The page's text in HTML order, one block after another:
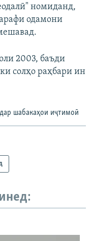
номиданд,
одамони
2003, баъди
солҳо раҳбари ин
шабакаҳои иҷтимоӣ